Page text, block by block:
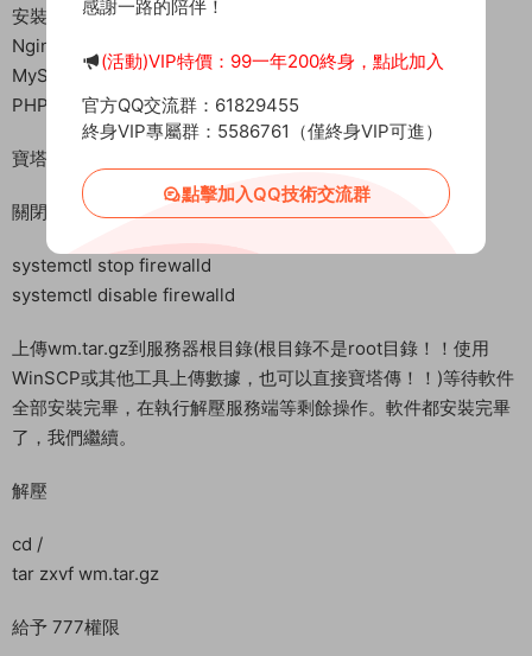
安裝環境：
Nginx1.18
MySQL 5.6
PHP 5.6
寶塔放行端口：1-65535
關閉防火牆
systemctl stop firewalld
systemctl disable firewalld
上傳wm.tar.gz到服務器根目錄(根目錄不是root目錄！！使用
WinSCP或其他工具上傳數據，也可以直接寶塔傳！！)等待軟件
全部安裝完畢，在執行解壓服務端等剩餘操作。軟件都安裝完畢
了，我們繼續。
解壓
cd /
tar zxvf wm.tar.gz
給予 777權限
感謝一路的陪伴！
(活動)VIP特價：99一年200終身，點此加入
官方QQ交流群：61829455
終身VIP專屬群：5586761（僅終身VIP可進）
點擊加入QQ技術交流群